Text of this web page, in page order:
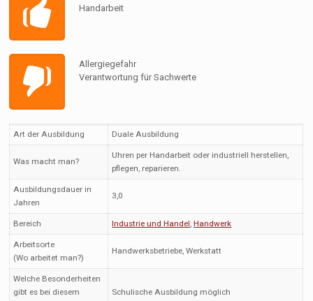
Handarbeit
Allergiegefahr
Verantwortung für Sachwerte
Art der Ausbildung Duale Ausbildung
Was macht man?
Uhren per Handarbeit oder industriell herstellen,
pflegen, reparieren.
Ausbildungsdauer in
Jahren
3,0
Bereich Industrie und Handel,Handwerk
Arbeitsorte
(Wo arbeitet man?)
Handwerksbetriebe, Werkstatt
Welche Besonderheiten
gibt es bei diesem
Schulische Ausbildung möglich